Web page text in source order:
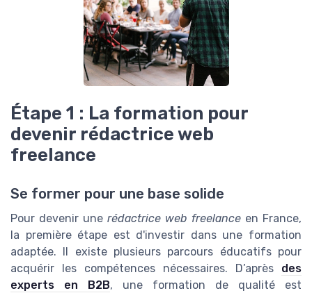
Étape 1 : La formation pour
devenir rédactrice web
freelance
Se former pour une base solide
Pour devenir une rédactrice web freelance en France,
la première étape est d'investir dans une formation
adaptée. Il existe plusieurs parcours éducatifs pour
acquérir les compétences nécessaires. D’après des
experts en B2B, une formation de qualité est